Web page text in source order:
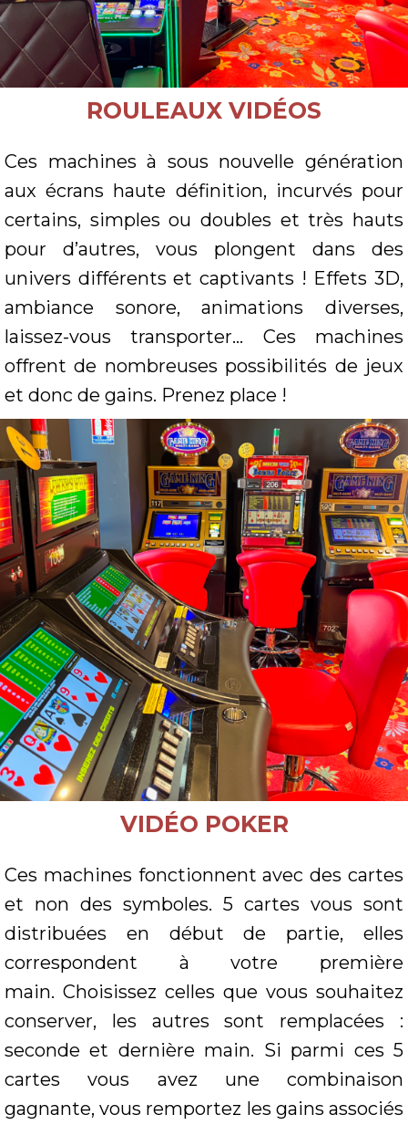
ROULEAUX VIDÉOS
Ces machines à sous nouvelle génération
aux écrans haute définition, incurvés pour
certains, simples ou doubles et très hauts
pour d’autres, vous plongent dans des
univers différents et captivants ! Effets 3D,
ambiance sonore, animations diverses,
laissez-vous transporter… Ces machines
offrent de nombreuses possibilités de jeux
et donc de gains. Prenez place !
VIDÉO POKER
Ces machines fonctionnent avec des cartes
et non des symboles. 5 cartes vous sont
distribuées en début de partie, elles
correspondent à votre première
main. Choisissez celles que vous souhaitez
conserver, les autres sont remplacées :
seconde et dernière main. Si parmi ces 5
cartes vous avez une combinaison
gagnante, vous remportez les gains associés